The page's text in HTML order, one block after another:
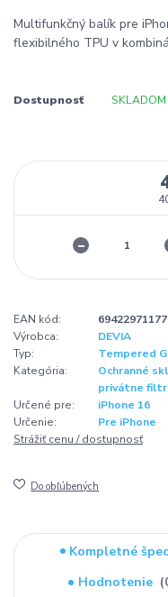
Multifunkčný balík pre
flexibilného TPU v
Dostupnosť
EAN kód:
Výrobca:
DEVIA
Typ:
Tempered
Kategória:
Ochranné
privátne
Určené pre:
iPhone 16
Určenie:
Pre iPhone
Strážiť cenu / dostupnosť
Do obľúbených
Kompletné
Hodnotenie